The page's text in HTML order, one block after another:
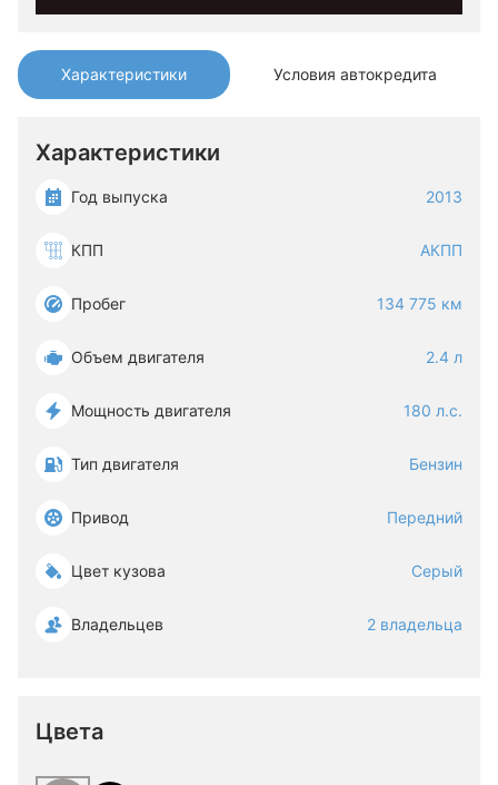
Характеристики Условия автокредита
Характеристики
Год выпуска 2013
КПП АКПП
Пробег 134 775 км
Объем двигателя 2.4 л
Мощность двигателя 180 л.с.
Тип двигателя Бензин
Привод Передний
Цвет кузова Серый
Владельцев 2 владельца
Цвета